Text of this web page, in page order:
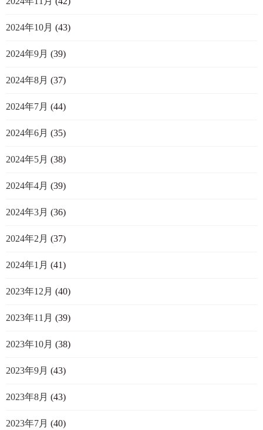
2024年10月 (43)
2024年9月 (39)
2024年8月 (37)
2024年7月 (44)
2024年6月 (35)
2024年5月 (38)
2024年4月 (39)
2024年3月 (36)
2024年2月 (37)
2024年1月 (41)
2023年12月 (40)
2023年11月 (39)
2023年10月 (38)
2023年9月 (43)
2023年8月 (43)
2023年7月 (40)